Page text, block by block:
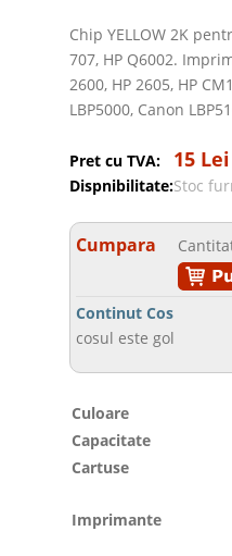
Chip YELLOW 2K
707, HP Q6002.
2600, HP 2605, HP
LBP5000, Canon
Pret cu TVA: 15 Lei
Dispnibilitate:Stoc
Cumpara
Continut Cos
cosul este gol
Culoare
Capacitate
Cartuse
Imprimante